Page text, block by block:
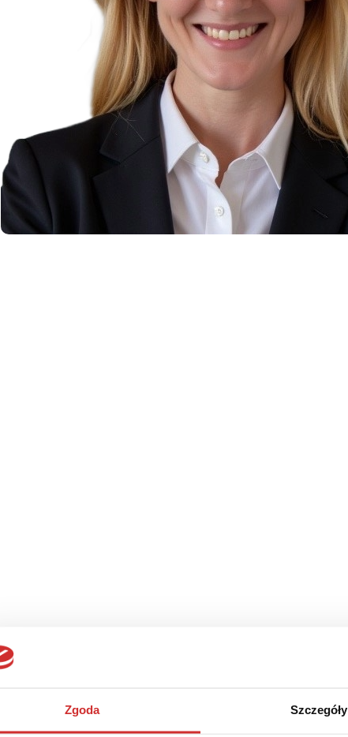
Zgoda Szczegóły
Anna Długajczyk
24 marca 2025